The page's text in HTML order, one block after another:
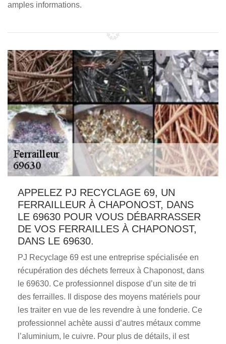
amples informations.
APPELEZ PJ RECYCLAGE 69, UN
FERRAILLEUR À CHAPONOST, DANS
LE 69630 POUR VOUS DÉBARRASSER
DE VOS FERRAILLES À CHAPONOST,
DANS LE 69630.
PJ Recyclage 69 est une entreprise spécialisée en
récupération des déchets ferreux à Chaponost, dans
le 69630. Ce professionnel dispose d’un site de tri
des ferrailles. Il dispose des moyens matériels pour
les traiter en vue de les revendre à une fonderie. Ce
professionnel achète aussi d’autres métaux comme
l’aluminium, le cuivre. Pour plus de détails, il est